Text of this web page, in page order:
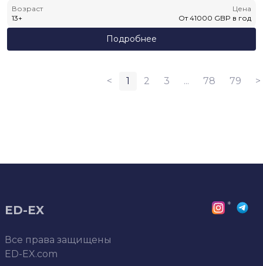
Возраст
13+
Цена
От 41000 GBP в год
Подробнее
< 1 2 3 ... 78 79 >
ED-EX
Все права защищены
ED-EX.com
*